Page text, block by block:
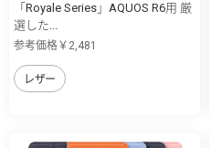
「Royale Series」AQUOS R6用 厳
選した...
参考価格￥2,481
レザー